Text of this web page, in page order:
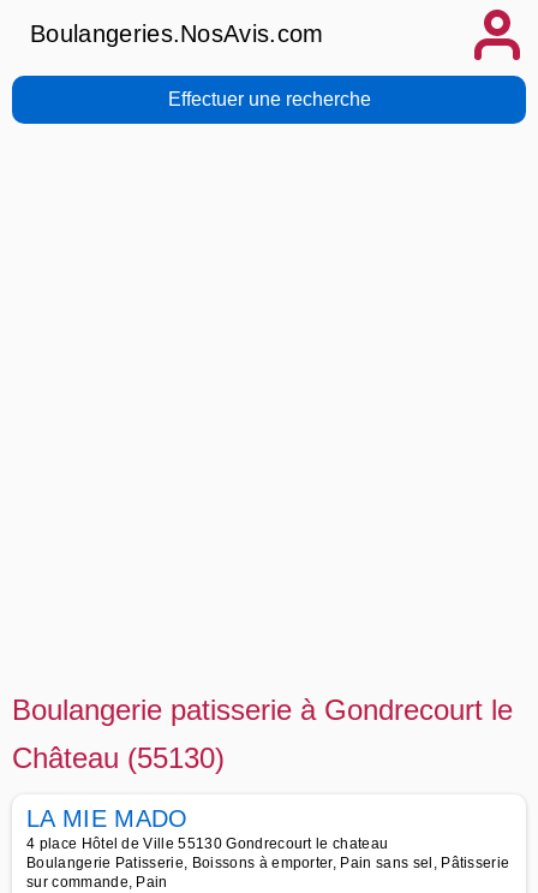
Boulangeries.NosAvis.com
Effectuer une recherche
Boulangerie patisserie à Gondrecourt le
Château (55130)
LA MIE MADO
4 place Hôtel de Ville 55130 Gondrecourt le chateau
Boulangerie Patisserie, Boissons à emporter, Pain sans sel, Pâtisserie
sur commande, Pain